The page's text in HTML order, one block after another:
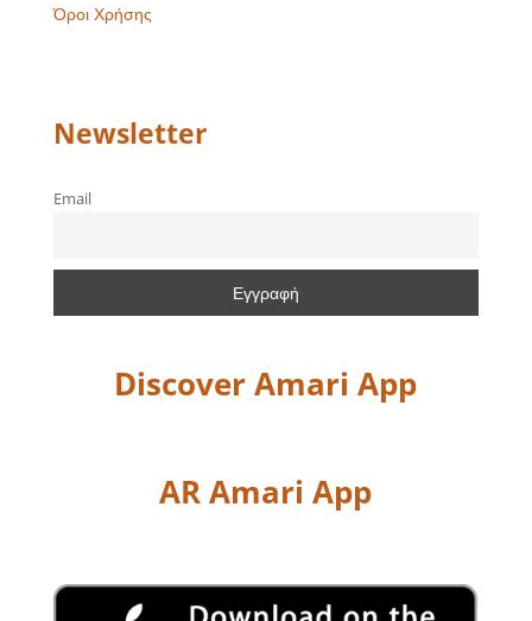
Όροι Χρήσης
Newsletter
Email
Discover Amari App
AR Amari App